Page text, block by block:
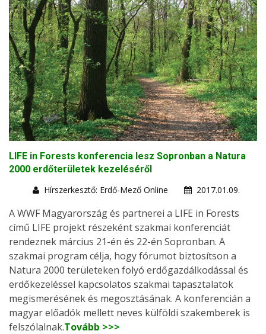
LIFE in Forests konferencia lesz Sopronban a Natura
2000 erdőterületek kezeléséről
Hírszerkesztő: Erdő-Mező Online
2017.01.09.
A WWF Magyarország és partnerei a LIFE in Forests
című LIFE projekt részeként szakmai konferenciát
rendeznek március 21-én és 22-én Sopronban. A
szakmai program célja, hogy fórumot biztosítson a
Natura 2000 területeken folyó erdőgazdálkodással és
erdőkezeléssel kapcsolatos szakmai tapasztalatok
megismerésének és megosztásának. A konferencián a
magyar előadók mellett neves külföldi szakemberek is
felszólalnak.Tovább >>>